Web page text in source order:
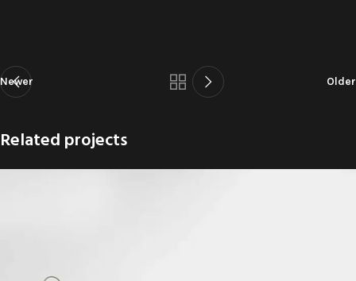
Newer Older
Related projects